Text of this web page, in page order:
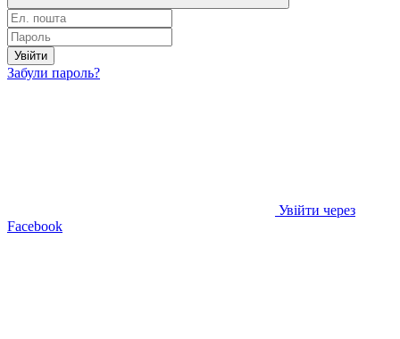
Увійти
Забули пароль?
Увійти через
Facebook